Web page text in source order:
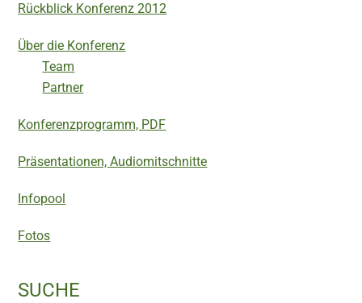
Rückblick Konferenz 2012
Über die Konferenz
Team
Partner
Konferenzprogramm, PDF
Präsentationen, Audiomitschnitte
Infopool
Fotos
SUCHE